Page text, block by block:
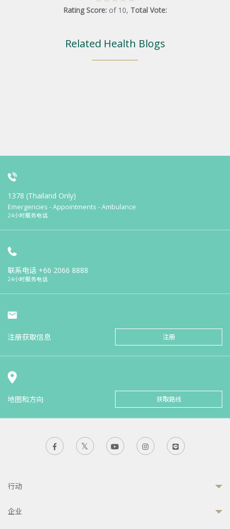
Rating Score: of 10, Total Vote:
Related Health Blogs
1378 (Thailand Only)
Emergencies - Appointments - Ambulance
24小时服务电话
联系电话 +66 2066 8888
24小时服务电话
注册获取信息 注册
地图和方向 获取路线
行动
企业